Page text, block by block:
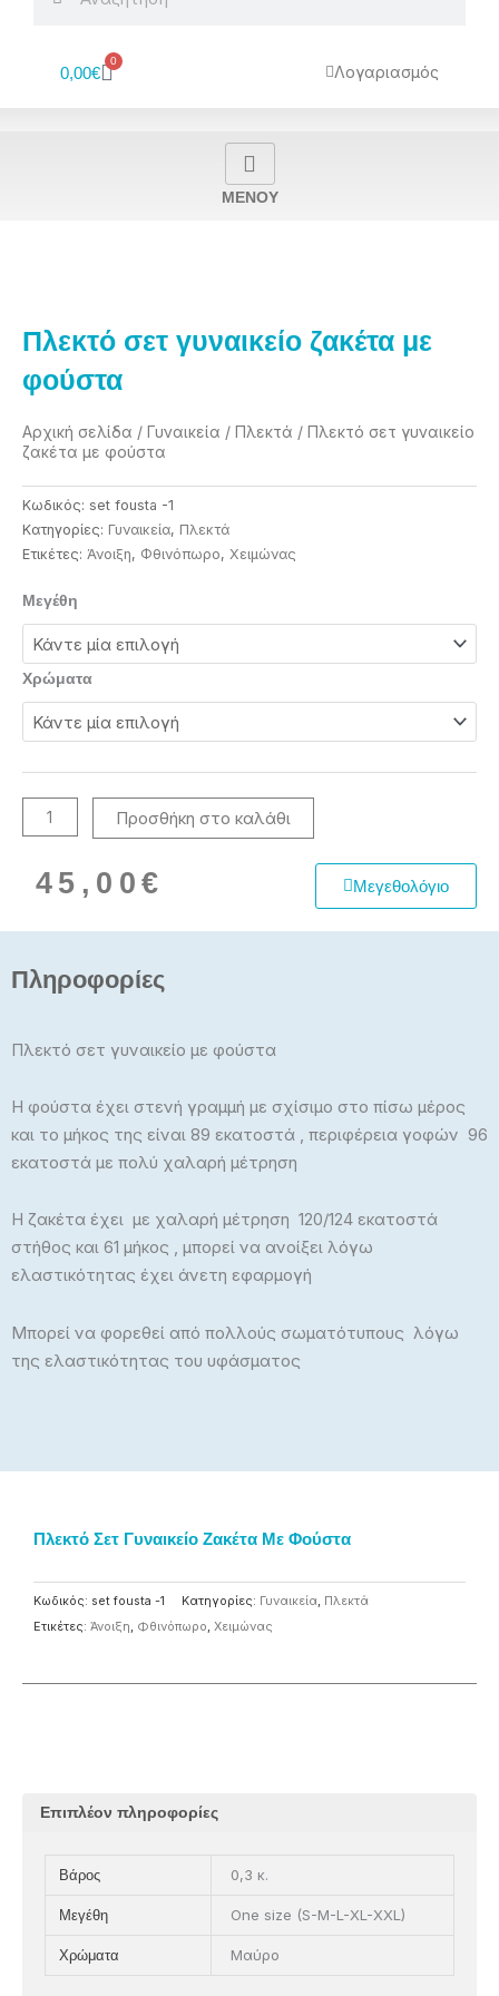
0,00€
0
Cart Λογαριασμός
MENOY
Πλεκτό σετ γυναικείο ζακέτα με
φούστα
Αρχική σελίδα / Γυναικεία / Πλεκτά / Πλεκτό σετ γυναικείο
ζακέτα με φούστα
Κωδικός: set fousta -1
Κατηγορίες: Γυναικεία, Πλεκτά
Ετικέτες: Άνοιξη, Φθινόπωρο, Χειμώνας
Μεγέθη
Χρώματα
Πλεκτό
σετ
γυναικείο
ζακέτα
φούστα
ποσότητα
Προσθήκη στο καλάθι
45,00 € Μεγεθολόγιο
Πληροφορίες
Πλεκτό σετ γυναικείο με φούστα
Η φούστα έχει στενή γραμμή με σχίσιμο στο πίσω μέρος
και το μήκος της είναι 89 εκατοστά , περιφέρεια γοφών 96
εκατοστά με πολύ χαλαρή μέτρηση
Η ζακέτα έχει με χαλαρή μέτρηση 120/124 εκατοστά
στήθος και 61 μήκος , μπορεί να ανοίξει λόγω
ελαστικότητας έχει άνετη εφαρμογή
Μπορεί να φορεθεί από πολλούς σωματότυπους λόγω
της ελαστικότητας του υφάσματος
Πλεκτό Σετ Γυναικείο Ζακέτα Με Φούστα
Κωδικός: set fousta -1 Κατηγορίες: Γυναικεία, Πλεκτά
Ετικέτες: Άνοιξη, Φθινόπωρο, Χειμώνας
Επιπλέον πληροφορίες
Βάρος 0,3 κ.
Μεγέθη One size (S-M-L-XL-XXL)
Χρώματα Μαύρο